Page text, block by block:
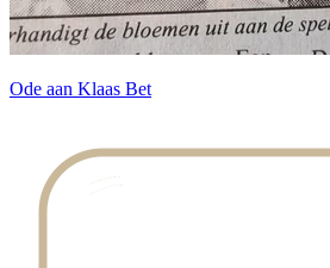
Ode aan Klaas Bet